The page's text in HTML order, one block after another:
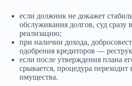
если должник не докажет
обслуживания долгов, суд сразу
реализацию;
при наличии дохода,
одобрения кредиторов —
если после утверждения плана
срывается, процедура переходит
имущества.